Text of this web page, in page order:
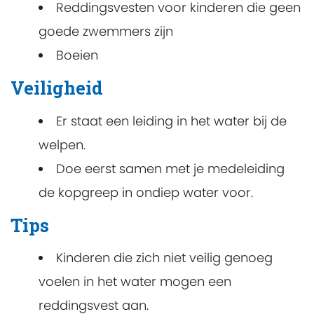
Reddingsvesten voor kinderen die geen
goede zwemmers zijn
Boeien
Veiligheid
Er staat een leiding in het water bij de
welpen.
Doe eerst samen met je medeleiding
de kopgreep in ondiep water voor.
Tips
Kinderen die zich niet veilig genoeg
voelen in het water mogen een
reddingsvest aan.